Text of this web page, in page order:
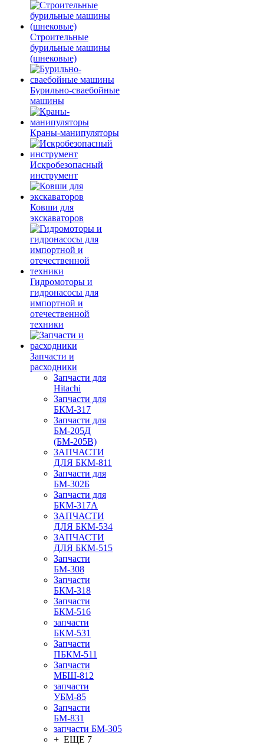
Строительные
бурильные машины
(шнековые)
Бурильно-сваебойные
машины
Краны-манипуляторы
Искробезопасный
инструмент
Ковши для
экскаваторов
Гидромоторы и
гидронасосы для
импортной и
отечественной
техники
Запчасти и
расходники
Запчасти для
Hitachi
Запчасти для
БКМ-317
Запчасти для
БМ-205Д
(БМ-205В)
ЗАПЧАСТИ
ДЛЯ БКМ-811
Запчасти для
БМ-302Б
Запчасти для
БКМ-317А
ЗАПЧАСТИ
ДЛЯ БКМ-534
ЗАПЧАСТИ
ДЛЯ БКМ-515
Запчасти
БМ-308
Запчасти
БКМ-318
Запчасти
БКМ-516
запчасти
БКМ-531
Запчасти
ПБКМ-511
Запчасти
МБШ-812
запчасти
УБМ-85
Запчасти
БМ-831
запчасти БМ-305
+ ЕЩЕ 7